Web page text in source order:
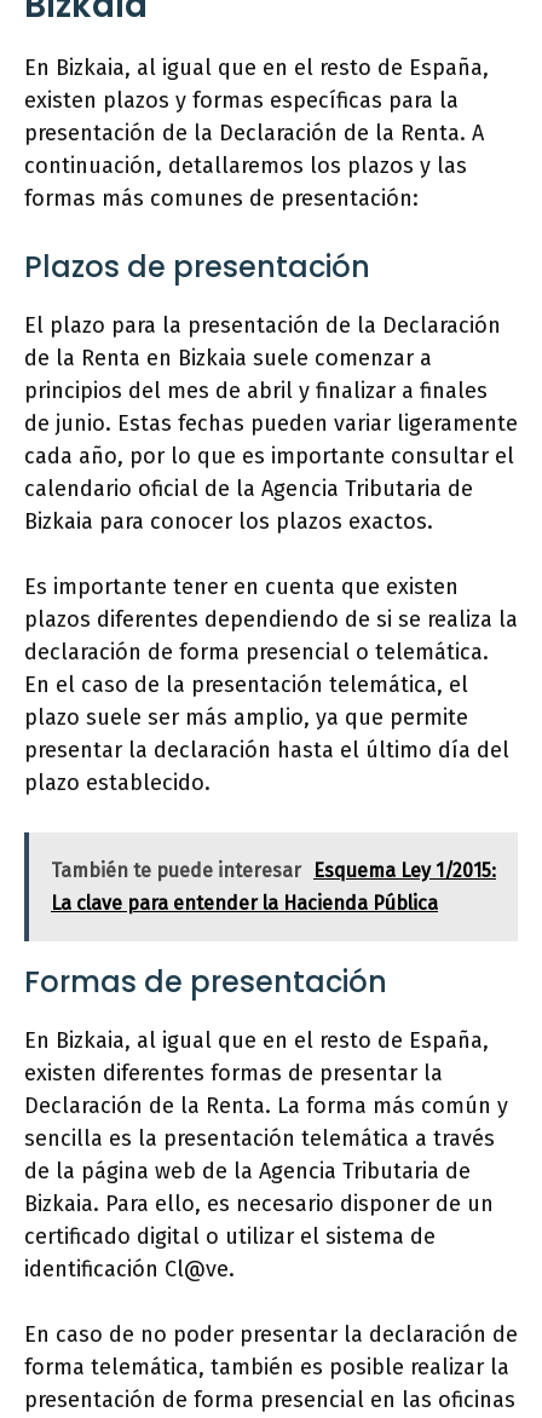
En Bizkaia, al igual que en el resto de España,
existen plazos y formas específicas para la
presentación de la Declaración de la Renta. A
continuación, detallaremos los plazos y las
formas más comunes de presentación:
Plazos de presentación
El plazo para la presentación de la Declaración
de la Renta en Bizkaia suele comenzar a
principios del mes de abril y finalizar a finales
de junio. Estas fechas pueden variar ligeramente
cada año, por lo que es importante consultar el
calendario oficial de la Agencia Tributaria de
Bizkaia para conocer los plazos exactos.
Es importante tener en cuenta que existen
plazos diferentes dependiendo de si se realiza la
declaración de forma presencial o telemática.
En el caso de la presentación telemática, el
plazo suele ser más amplio, ya que permite
presentar la declaración hasta el último día del
plazo establecido.
También te puede interesar
Esquema Ley 1/2015:
La clave para entender la Hacienda Pública
Formas de presentación
En Bizkaia, al igual que en el resto de España,
existen diferentes formas de presentar la
Declaración de la Renta. La forma más común y
sencilla es la presentación telemática a través
de la página web de la Agencia Tributaria de
Bizkaia. Para ello, es necesario disponer de un
certificado digital o utilizar el sistema de
identificación Cl@ve.
En caso de no poder presentar la declaración de
forma telemática, también es posible realizar la
presentación de forma presencial en las oficinas